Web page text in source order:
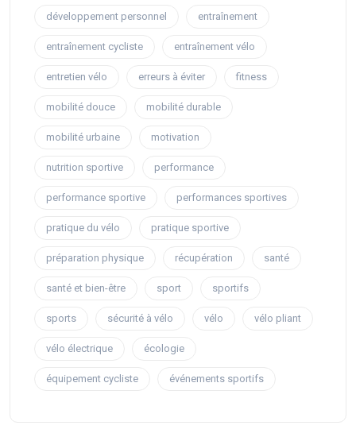
développement personnel entraînement
entraînement cycliste entraînement vélo
entretien vélo erreurs à éviter fitness
mobilité douce mobilité durable
mobilité urbaine motivation
nutrition sportive performance
performance sportive performances sportives
pratique du vélo pratique sportive
préparation physique récupération santé
santé et bien-être sport sportifs
sports sécurité à vélo vélo vélo pliant
vélo électrique écologie
équipement cycliste événements sportifs